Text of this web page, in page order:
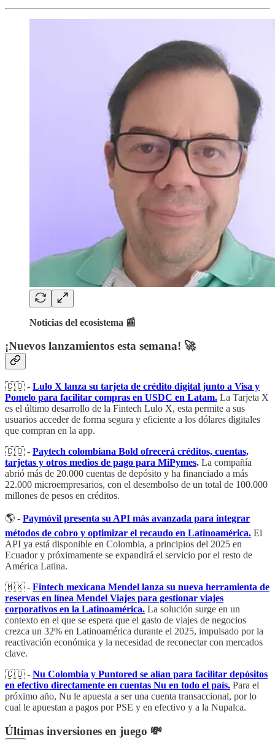
Noticias del ecosistema 📰
¡Nuevos lanzamientos esta semana! 🚀
🇨🇴 - Lulo X lanza su tarjeta de crédito digital junto a Visa y
Pomelo para facilitar compras en USDC en Latam. La Tarjeta X
es el último desarrollo de la Fintech Lulo X, esta permite a sus
usuarios acceder de forma segura y eficiente a los dólares digitales
que compran en la app.
🇨🇴 - Paytech colombiana Bold ofrecerá créditos, cuentas,
tarjetas y otros medios de pago para MiPymes. La compañía
abrió más de 20.000 cuentas de depósito y ha financiado a más
22.000 microempresarios, con el desembolso de un total de 100.000
millones de pesos en créditos.
🌎 - Paymóvil presenta su API más avanzada para integrar
métodos de cobro y optimizar el recaudo en Latinoamérica. El
API ya está disponible en Colombia, a principios del 2025 en
Ecuador y próximamente se expandirá el servicio por el resto de
América Latina.
🇲🇽 - Fintech mexicana Mendel lanza su nueva herramienta de
reservas en línea Mendel Viajes para gestionar viajes
corporativos en la Latinoamérica. La solución surge en un
contexto en el que se espera que el gasto de viajes de negocios
crezca un 32% en Latinoamérica durante el 2025, impulsado por la
reactivación económica y la necesidad de reconectar con mercados
clave.
🇨🇴 - Nu Colombia y Puntored se alían para facilitar depósitos
en efectivo directamente en cuentas Nu en todo el país. Para el
próximo año, Nu le apuesta a ser una cuenta transaccional, por lo
cual le apuestan a pagos por PSE y en efectivo y a la Nupalca.
Últimas inversiones en juego 💸